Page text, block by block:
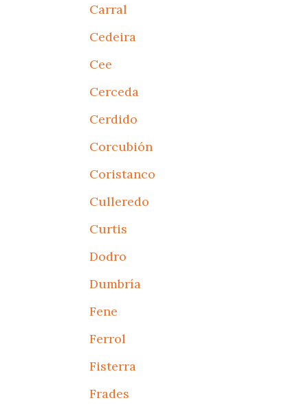
Carral
Cedeira
Cee
Cerceda
Cerdido
Corcubión
Coristanco
Culleredo
Curtis
Dodro
Dumbría
Fene
Ferrol
Fisterra
Frades